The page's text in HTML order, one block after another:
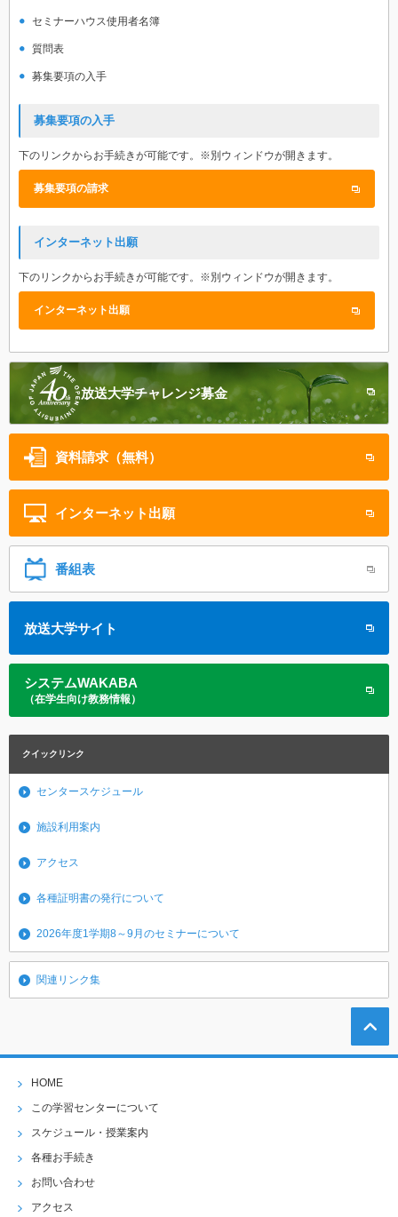
セミナーハウス使用者名簿
質問表
募集要項の入手
募集要項の入手
下のリンクからお手続きが可能です。※別ウィンドウが開きます。
募集要項の請求
インターネット出願
下のリンクからお手続きが可能です。※別ウィンドウが開きます。
インターネット出願
放送大学チャレンジ募金
資料請求（無料）
インターネット 出願
番組表
放送大学サイト
システムWAKABA
（在学生向け教務情報）
クイックリンク
センタースケジュール
施設利用案内
アクセス
各種証明書の発行について
2026年度1学期8～9月のセミナーについて
関連リンク集
HOME
この学習センターについて
スケジュール・授業案内
各種お手続き
お問い合わせ
アクセス